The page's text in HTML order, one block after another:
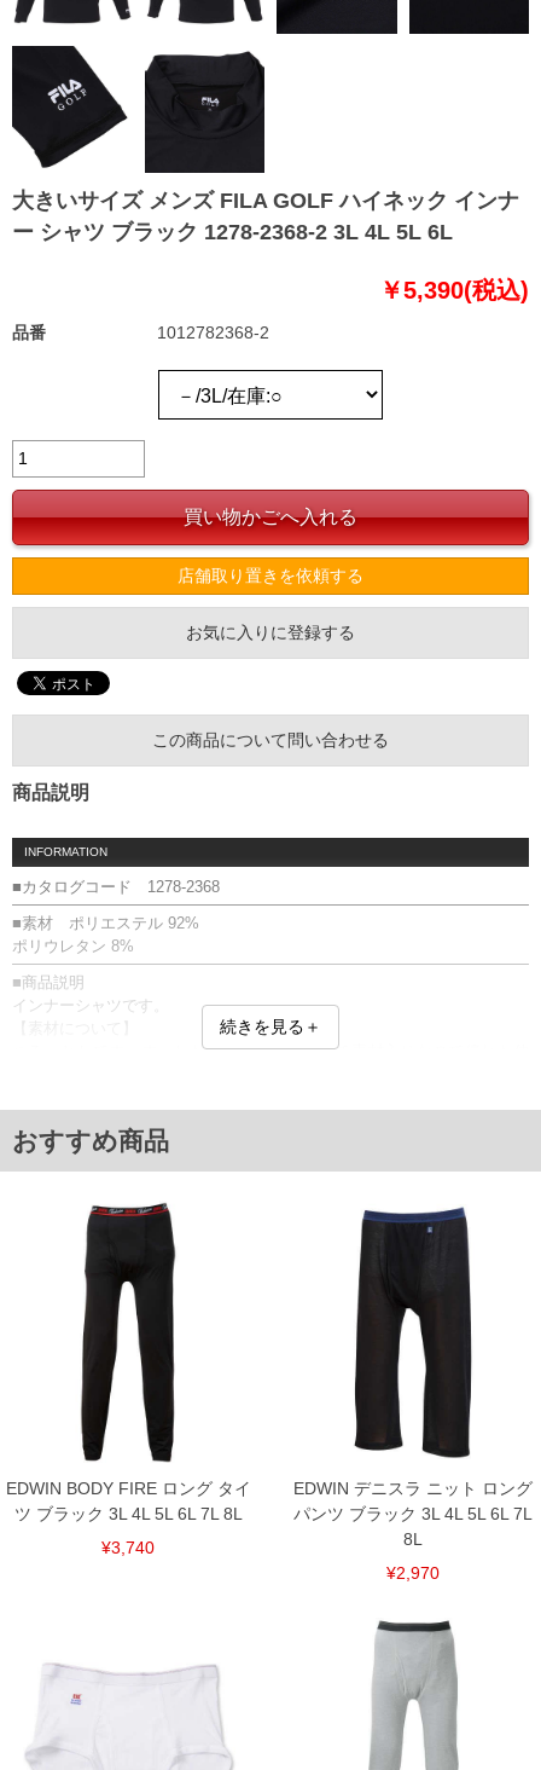
大きいサイズ メンズ FILA GOLF ハイネック インナ
ー シャツ ブラック 1278-2368-2 3L 4L 5L 6L
￥5,390(税込)
品番 1012782368-2
店舗取り置きを依頼する
お気に入りに登録する
この商品について問い合わせる
商品説明
INFORMATION
■カタログコード 1278-2368
■素材 ポリエステル 92%
ポリウレタン 8%
■商品説明
インナーシャツです。
つるっとしてすべすべした手触り、ストレッチ素材入りなので優れた伸
【UVカット】
ひんやりと冷たい感覚が得られます。
プリント(ラバー)／ハイネック／ストレッチ／吸汗速乾／UVカット／接
サイズ/バスト/総丈/裾周り/肩幅/袖丈
3L/110/74/106/54/59
4L/120/76/116/56/60
5L/130/78/126/58/61
6L/140/80/136/60/62
返品交換希望の方は、商品到着後1週間以内にご連絡ください。
下着(肌着)やワイシャツは商品の性質上、返品交換不可とさせて頂いております。予め
ご了承くださいませ。
※【ボトムの裾上げをご希望の場合】
出荷まで約1週間～20日間程お時間を頂く場合がございます。
尚、裾上げした商品は返品・交換不可となりますので、予めご了承下さい。
一部、お直しに対応出来ない商品がございます。(例：裾にファスナーや調節ひもが付
いている、極端なデザインが施されている等)
※商品によって若干のサイズの誤差がございます。また、お客様がご使用の環境（コ
ンピュータ画面）によって、商品の色味が若干異なる場合がございます。予めご了承
ください。
続きを見る＋
おすすめ商品
EDWIN BODY FIRE ロング タイ
ツ ブラック 3L 4L 5L 6L 7L 8L
¥3,740
EDWIN デニスラ ニット ロング
パンツ ブラック 3L 4L 5L 6L 7L
8L
¥2,970